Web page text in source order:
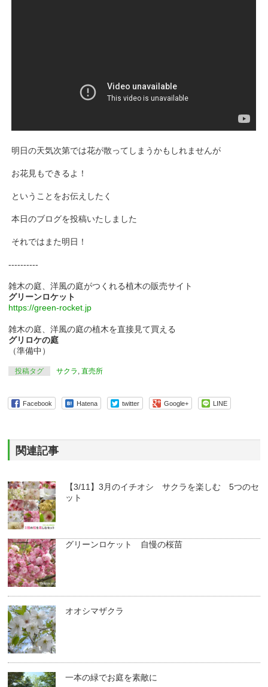
明日の天気次第では花が散ってしまうかもしれませんが
お花見もできるよ！
ということをお伝えしたく
本日のブログを投稿いたしました
それではまた明日！
----------
雑木の庭、洋風の庭がつくれる植木の販売サイト
グリーンロケット
https://green-rocket.jp
雑木の庭、洋風の庭の植木を直接見て買える
グリロケの庭
（準備中）
投稿タグ サクラ ,直売所
Facebook Hatena twitter Google+ LINE
関連記事
【3/11】3月のイチオシ サクラを楽しむ 5つのセ
ット
グリーンロケット 自慢の桜苗
オオシマザクラ
一本の緑でお庭を素敵に